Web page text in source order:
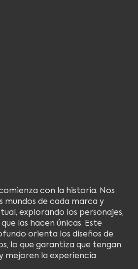
con la historia. Nos
mundos de cada marca y
explorando los personajes,
las hacen únicas. Este
orienta los diseños de
lo que garantiza que tengan
mejoren la experiencia